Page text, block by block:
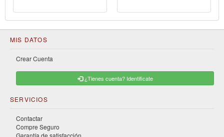
MIS DATOS
Crear Cuenta
¿Tienes cuenta? Identificate
SERVICIOS
Contactar
Compre Seguro
Garantía de satisfacción